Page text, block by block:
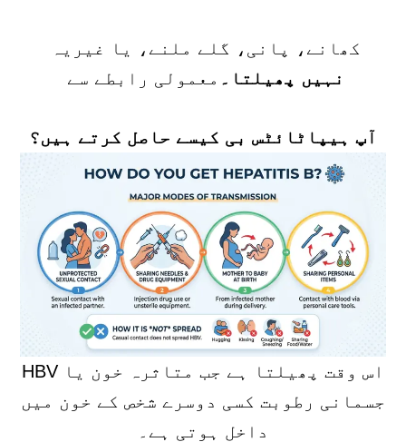
یہ کھانے، پانی، گلے ملنے، یا غیر
معمولی رابطے سے نہیں پھیلتا۔
آپ ہیپاٹائٹس بی کیسے حاصل کرتے ہیں؟
HBV اس وقت پھیلتا ہے جب متاثرہ خون یا
جسمانی رطوبت کسی دوسرے شخص کے خون میں
داخل ہوتی ہے۔